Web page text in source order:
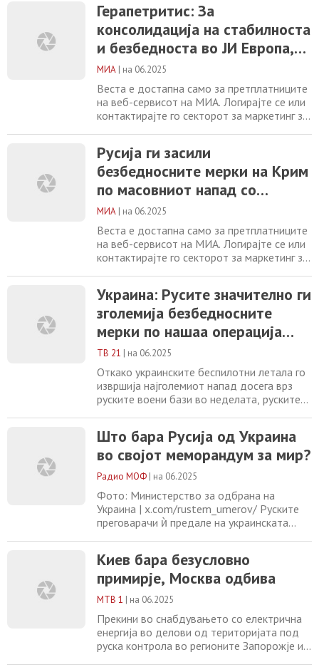
консолидација на стабилноста и
безбедноста во ЈИ Европа, неопходно е
проширување на ЕУ со Западен Балкан
Русија ги засили безбедносните мерки на
Крим по масовниот
Герапетритис: За
консолидација на стабилноста
и безбедноста во ЈИ Европа,
неопходно е проширување на
ЕУ со Западен Балкан
МИА | на 06.2025
Веста е достапна само за претплатниците
на веб-сервисот на МИА. Логирајте се или
контактирајте го секторот за маркетинг за
безбедносните мерки на Крим по
масовниот напад со украински дронови
Акција во пет европски држави против
измами од кол-центри Објавени наградите
на 70. Стеријино
Русија ги засили
безбедносните мерки на Крим
по масовниот напад со
украински дронови
МИА | на 06.2025
Веста е достапна само за претплатниците
на веб-сервисот на МИА. Логирајте се или
контактирајте го секторот за маркетинг за
консолидација на стабилноста и
безбедноста во ЈИ Европа, неопходно е
проширување на ЕУ со Западен Балкан
Акција во пет европски држави против
измами од кол-центри
Украина: Русите значително ги
зголемија безбедносните
мерки по нашаа операција
„Пајажина“
ТВ 21 | на 06.2025
Откако украинските беспилотни летала го
извршија најголемиот напад досега врз
руските воени бази во неделата, руските
Крим. Според објавата на украинската
партизанска група АТЕШ на Телеграм ,
руската воздушна одбрана сега патролира
клучни воени аеродроми 24 часа на ден,
вклучувајќи ги и
Што бара Русија од Украина
во својот меморандум за мир?
Радио МОФ | на 06.2025
Фото: Министерство за одбрана на
Украина | x.com/rustem_umerov/ Руските
преговарачи ѝ предале на украинската
руската целосна инвазија врз Украина, на
разговорите во Истанбул во
понеделникот, пренесува новинската
агенција Мета . Овие предлози, објавени
од руските државни новински
Киев бара безусловно
примирје, Москва одбива
МТВ 1 | на 06.2025
Прекини во снабдувањето со електрична
енергија во делови од територијата под
руска контрола во регионите Запорожје и